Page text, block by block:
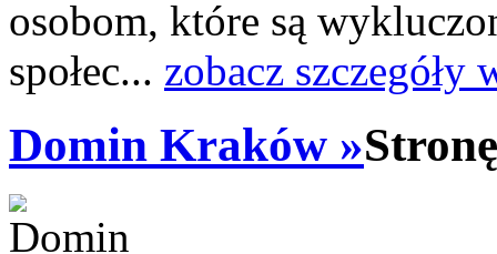
osobom, które są
społec... zobacz szczegóły
Domin Kraków »